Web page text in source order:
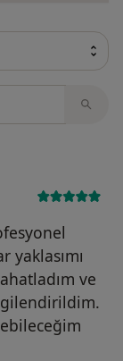
yaklasımı
ve